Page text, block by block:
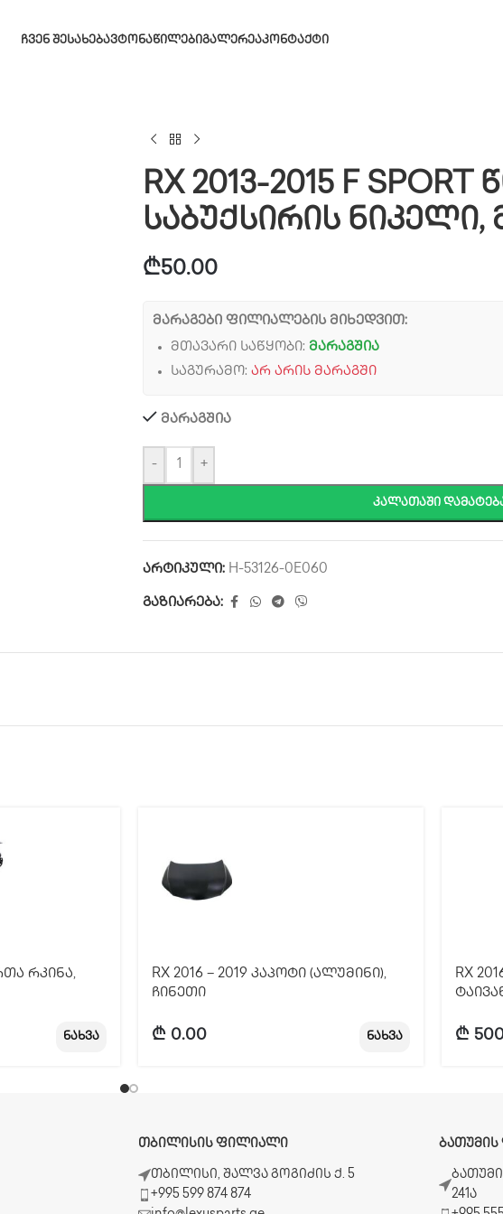
ᲩᲕᲔᲜ ᲨᲔᲡᲐᲮᲔᲑᲐᲕᲢᲝᲜᲐᲬᲘᲚᲔᲑᲘᲒᲐᲚᲔᲠᲔᲐᲙᲝᲜᲢᲐᲥᲢᲘ
RX 2013-2015 F
საბუქსირის ნიკელი,
₾50.00
მარაგები ფილიალების მიხედვით:
მთავარი საწყობი: მარაგშია
საგურამო: არ არის მარაგში
მარაგშია
- +
ᲙᲐᲚᲐᲗᲐᲨᲘ
არტიკული: H-53126-0E060
გაზიარება:
რკინა,
ნახვა
RX 2016 – 2019 კაპოტი (ალუმინი),
ჩინეთი
₾ 0.00 ნახვა
RX
₾
ᲗᲑᲘᲚᲘᲡᲘᲡ ᲤᲘᲚᲘᲐᲚᲘ
თბილისი, შალვა გოგიძის ქ. 5
+995 599 874 874
241ა